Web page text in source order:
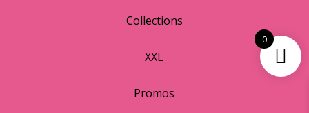
Collections
XXL
Promos
0